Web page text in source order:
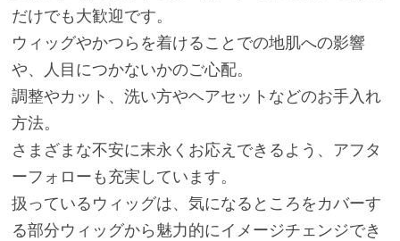
だけでも大歓迎です。
ウィッグやかつらを着けることでの地肌への影響
や、人目につかないかのご心配。
調整やカット、洗い方やヘアセットなどのお手入れ
方法。
さまざまな不安に末永くお応えできるよう、アフタ
ーフォローも充実しています。
扱っているウィッグは、気になるところをカバーす
る部分ウィッグから魅力的にイメージチェンジでき